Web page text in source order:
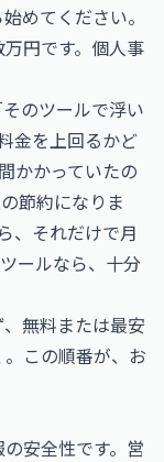
めてください。
円です。個人事
のツールで浮い
金を上回るかど
かかっていたの
節約になりま
、それだけで月
ールなら、十分
無料または最安
この順番が、お
安全性です。営